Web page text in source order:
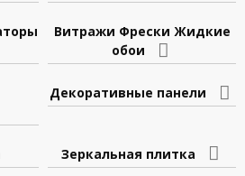
Витражи Фрески Жидкие
обои
Декоративные панели
Зеркальная плитка